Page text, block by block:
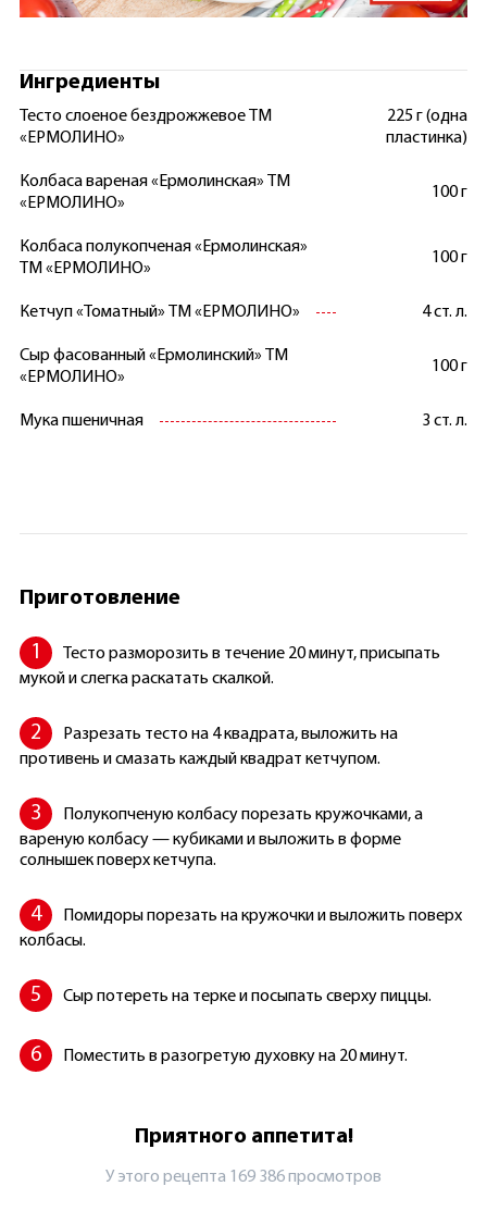
Ингредиенты
Тесто слоеное бездрожжевое ТМ
«ЕРМОЛИНО»
225 г (одна
пластинка)
Колбаса вареная «Ермолинская» ТМ
«ЕРМОЛИНО»
100 г
Колбаса полукопченая «Ермолинская»
ТМ «ЕРМОЛИНО»
100 г
Кетчуп «Томатный» ТМ «ЕРМОЛИНО» 4 ст. л.
Сыр фасованный «Ермолинский» ТМ
«ЕРМОЛИНО»
100 г
Мука пшеничная 3 ст. л.
Приготовление
Тесто разморозить в течение 20 минут, присыпать
мукой и слегка раскатать скалкой.
Разрезать тесто на 4 квадрата, выложить на
противень и смазать каждый квадрат кетчупом.
Полукопченую колбасу порезать кружочками, а
вареную колбасу — кубиками и выложить в форме
солнышек поверх кетчупа.
Помидоры порезать на кружочки и выложить поверх
колбасы.
Сыр потереть на терке и посыпать сверху пиццы.
Поместить в разогретую духовку на 20 минут.
Приятного аппетита!
У этого рецепта 169 386 просмотров